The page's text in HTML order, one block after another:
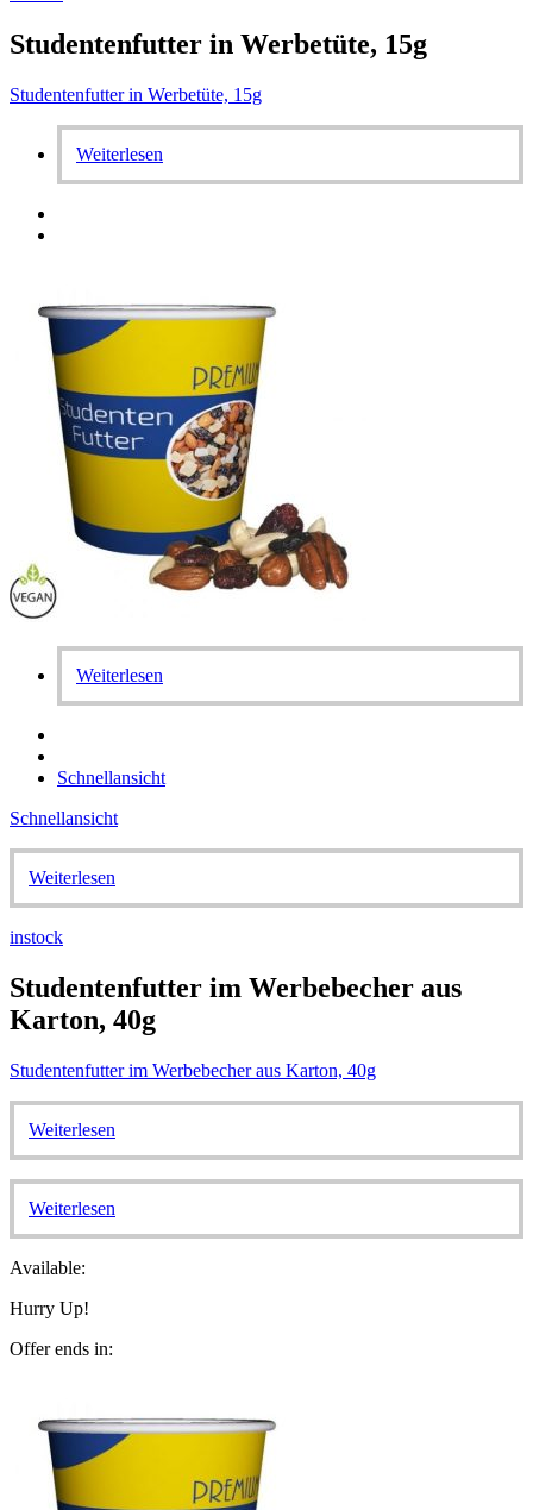
Studentenfutter in Werbetüte, 15g
Studentenfutter in Werbetüte, 15g
Weiterlesen
Weiterlesen
Schnellansicht
Schnellansicht
Weiterlesen
instock
Studentenfutter im Werbebecher aus
Karton, 40g
Studentenfutter im Werbebecher aus Karton, 40g
Weiterlesen
Weiterlesen
Available:
Hurry Up!
Offer ends in: